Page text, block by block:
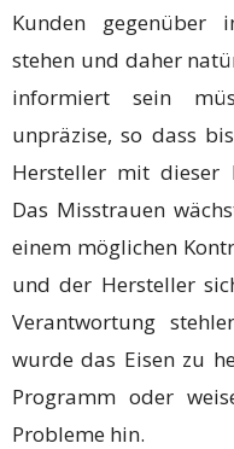
Kunden gegenüber
stehen und daher
informiert sein
unpräzise, so dass
Hersteller mit dieser
Das Misstrauen
einem möglichen
und der Hersteller
Verantwortung
wurde das Eisen zu
Programm oder
Probleme hin.